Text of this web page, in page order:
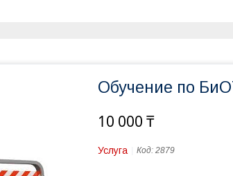
Обучение по
10 000 ₸
Услуга Код: 2879